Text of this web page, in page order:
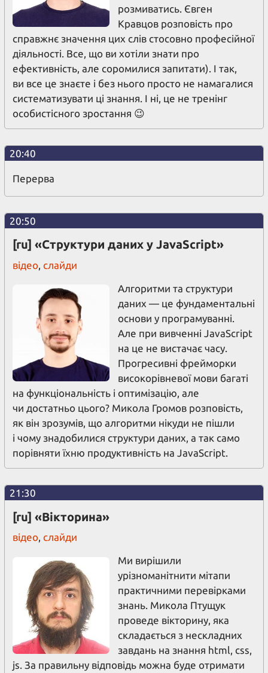
розмиватись. Євген
Кравцов розповість про
справжнє значення цих слів стосовно професійної
діяльності. Все, що ви хотіли знати про
ефективність, але соромилися запитати). І так,
ви все це знаєте і без нього просто не намагалися
систематизувати ці знання. І ні, це не тренінг
особистісного зростання 😉
20:40
Перерва
20:50
[ru] «Структури даних у JavaScript»
відео,слайди
Алгоритми та структури
даних — це фундаментальні
основи у програмуванні.
Але при вивченні JavaScript
на це не вистачає часу.
Прогресивні фрейморки
високорівневої мови багаті
на функціональність і оптимізацію, але
чи достатньо цього? Микола Громов розповість,
як він зрозумів, що алгоритми нікуди не пішли
і чому знадобилися структури даних, а так само
порівняти їхню продуктивність на JavaScript.
21:30
[ru] «Вікторина»
відео,слайди
Ми вирішили
урізноманітнити мітапи
практичними перевірками
знань. Микола Птущук
проведе вікторину, яка
складається з нескладних
завдань на знання html, css,
js. За правильну відповідь можна буде отримати